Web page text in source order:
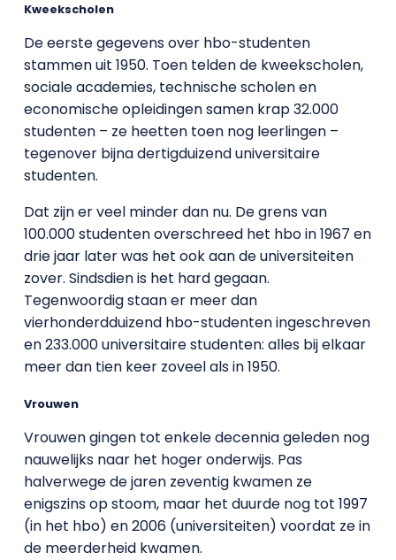
Kweekscholen
De eerste gegevens over hbo-studenten
stammen uit 1950. Toen telden de kweekscholen,
sociale academies, technische scholen en
economische opleidingen samen krap 32.000
studenten – ze heetten toen nog leerlingen –
tegenover bijna dertigduizend universitaire
studenten.
Dat zijn er veel minder dan nu. De grens van
100.000 studenten overschreed het hbo in 1967 en
drie jaar later was het ook aan de universiteiten
zover. Sindsdien is het hard gegaan.
Tegenwoordig staan er meer dan
vierhonderdduizend hbo-studenten ingeschreven
en 233.000 universitaire studenten: alles bij elkaar
meer dan tien keer zoveel als in 1950.
Vrouwen
Vrouwen gingen tot enkele decennia geleden nog
nauwelijks naar het hoger onderwijs. Pas
halverwege de jaren zeventig kwamen ze
enigszins op stoom, maar het duurde nog tot 1997
(in het hbo) en 2006 (universiteiten) voordat ze in
de meerderheid kwamen.